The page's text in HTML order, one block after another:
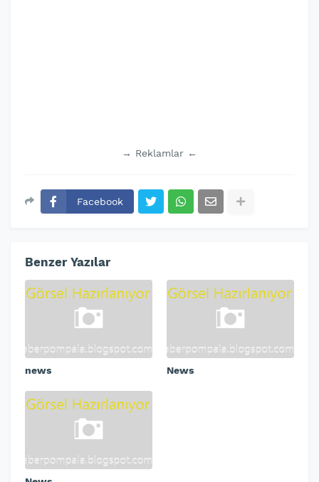
→ Reklamlar ←
Facebook
Benzer Yazılar
news News